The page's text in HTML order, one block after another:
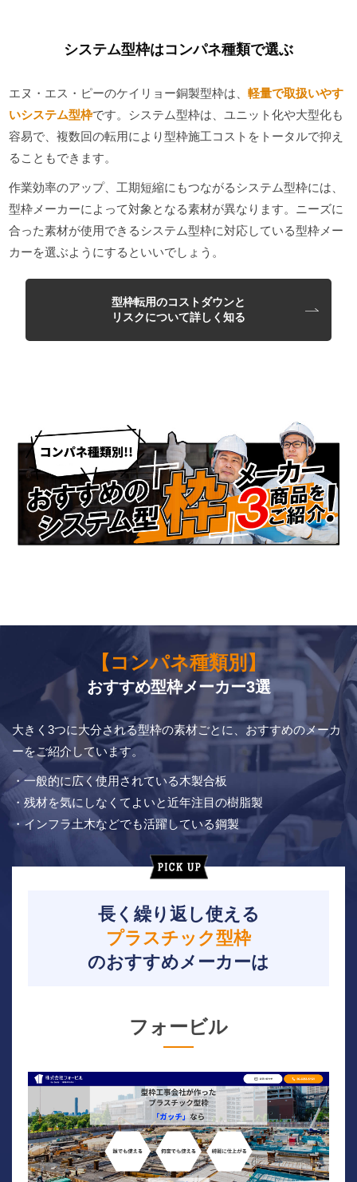
システム型枠はコンパネ種類で選ぶ
エヌ・エス・ピーのケイリョー銅製型枠は、軽量で取扱いやす
いシステム型枠です。システム型枠は、ユニット化や大型化も
容易で、複数回の転用により型枠施工コストをトータルで抑え
ることもできます。
作業効率のアップ、工期短縮にもつながるシステム型枠には、
型枠メーカーによって対象となる素材が異なります。ニーズに
合った素材が使用できるシステム型枠に対応している型枠メー
カーを選ぶようにするといいでしょう。
型枠転用のコストダウンと
リスクについて詳しく知る
【コンパネ種類別】
おすすめ型枠メーカー3選
大きく3つに大分される型枠の素材ごとに、おすすめのメーカ
ーをご紹介しています。
・一般的に広く使用されている木製合板
・残材を気にしなくてよいと近年注目の樹脂製
・インフラ土木などでも活躍している鋼製
長く繰り返し使える
プラスチック型枠
のおすすめメーカーは
フォービル